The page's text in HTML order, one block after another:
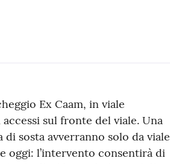
Ex Caam, in viale
sul fronte del viale. Una
sosta avverranno solo da viale
oggi: l’intervento consentirà di